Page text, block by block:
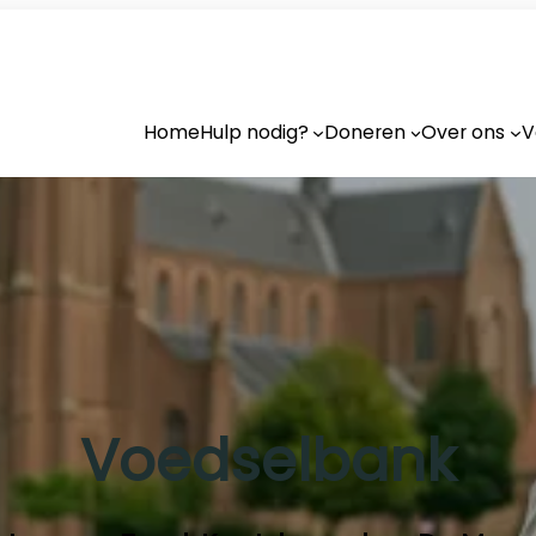
HomeHulp nodig? Doneren Over ons
Voedselbank